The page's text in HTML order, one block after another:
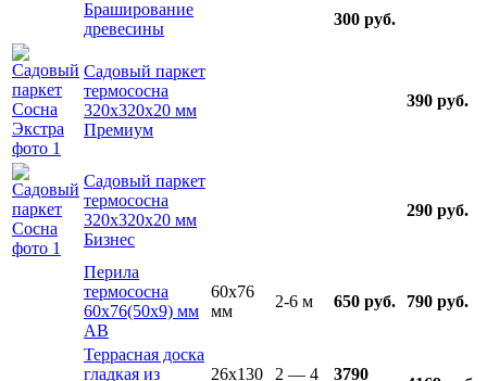
Браширование
древесины
300 руб.
Садовый паркет
термососна
320х320х20 мм
Премиум
390 руб.
Садовый паркет
термососна
320х320х20 мм
Бизнес
290 руб.
Перила
термососна
60х76(50х9) мм
АВ
60x76
мм
2-6 м 650 руб. 790 руб.
Террасная доска
гладкая из
26x130
2 — 4
3790